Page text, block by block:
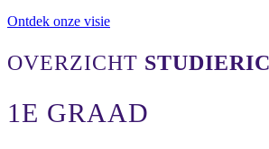
Ontdek onze visie
OVERZICHT
1E GRAAD